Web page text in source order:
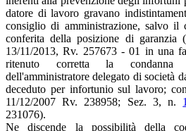
datore di lavoro gravano
consiglio di amministrazione, salvo il
conferita della posizione di garanzia
13/11/2013, Rv. 257673 - 01 in una
ritenuto corretta la condanna
dell'amministratore delegato di società
deceduto per infortunio sul lavoro;
11/12/2007 Rv. 238958; Sez. 3, n.
231076).
Ne discende la possibilità della